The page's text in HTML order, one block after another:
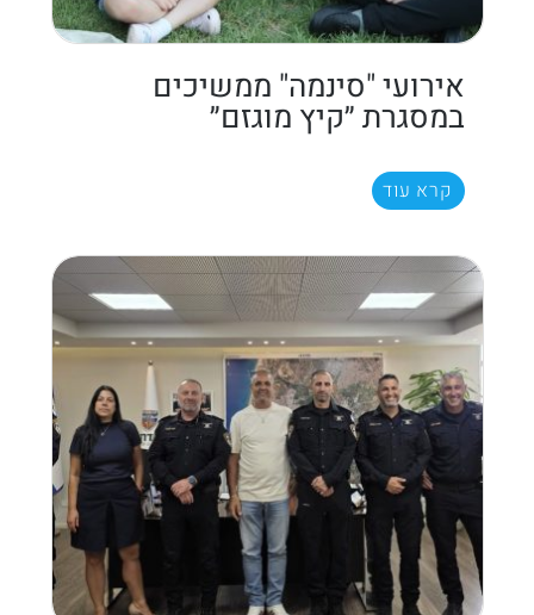
אירועי "סינמה" ממשיכים
במסגרת ״קיץ מוגזם״
קרא עוד